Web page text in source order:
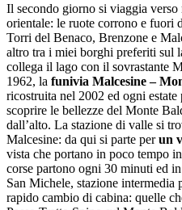
Il secondo giorno si viaggia verso
orientale: le ruote corrono e fuori
Torri del Benaco, Brenzone e
altro tra i miei borghi preferiti sul
collega il lago con il sovrastante
1962, la funivia Malcesine –
ricostruita nel 2002 ed ogni
scoprire le bellezze del Monte
dall’alto. La stazione di valle si
Malcesine: da qui si parte perun
vista che portano in poco tempo
corse partono ogni 30 minuti ed
San Michele, stazione intermedia
rapido cambio di cabina: quelle